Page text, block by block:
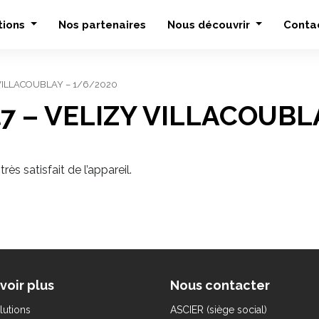
Nos partenaires Nous découvrir
– 1/6/2020
VELIZY
satisfait de l’appareil.
plus Nous contacter
ASCIER (siège social)